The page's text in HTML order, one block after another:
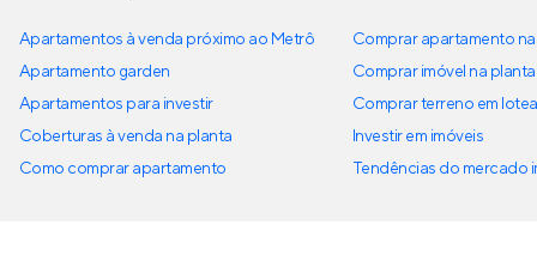
Apartamentos à venda próximo ao Metrô
Apartamento garden
Apartamentos para investir
Coberturas à venda na planta
Como comprar apartamento
Comprar apartamento
Comprar imóvel na planta
Comprar terreno em
Investir em imóveis
Tendências do mercado